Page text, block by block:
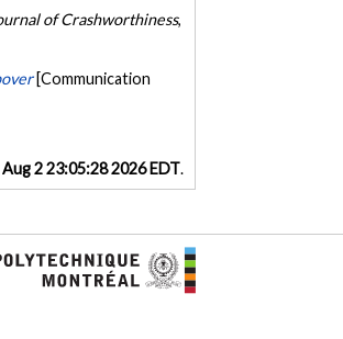
of Crashworthiness,
[Communication
Aug 2 23:05:28 2026 EDT.